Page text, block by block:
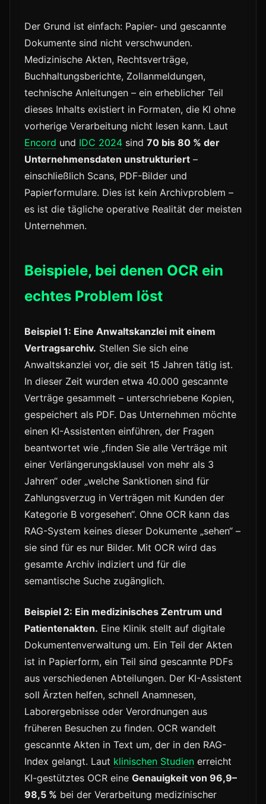
Der Grund ist einfach: Papier- und gescannte
Dokumente sind nicht verschwunden.
Medizinische Akten, Rechtsverträge,
Buchhaltungsberichte, Zollanmeldungen,
technische Anleitungen – ein erheblicher Teil
dieses Inhalts existiert in Formaten, die KI ohne
vorherige Verarbeitung nicht lesen kann. Laut
Encord und IDC 2024 sind 70 bis 80 % der
Unternehmensdaten unstrukturiert –
einschließlich Scans, PDF-Bilder und
Papierformulare. Dies ist kein Archivproblem –
es ist die tägliche operative Realität der meisten
Unternehmen.
Beispiele, bei denen OCR ein
echtes Problem löst
Beispiel 1: Eine Anwaltskanzlei mit einem
Vertragsarchiv. Stellen Sie sich eine
Anwaltskanzlei vor, die seit 15 Jahren tätig ist.
In dieser Zeit wurden etwa 40.000 gescannte
Verträge gesammelt – unterschriebene Kopien,
gespeichert als PDF. Das Unternehmen möchte
einen KI-Assistenten einführen, der Fragen
beantwortet wie „finden Sie alle Verträge mit
einer Verlängerungsklausel von mehr als 3
Jahren“ oder „welche Sanktionen sind für
Zahlungsverzug in Verträgen mit Kunden der
Kategorie B vorgesehen“. Ohne OCR kann das
RAG-System keines dieser Dokumente „sehen“ –
sie sind für es nur Bilder. Mit OCR wird das
gesamte Archiv indiziert und für die
semantische Suche zugänglich.
Beispiel 2: Ein medizinisches Zentrum und
Patientenakten. Eine Klinik stellt auf digitale
Dokumentenverwaltung um. Ein Teil der Akten
ist in Papierform, ein Teil sind gescannte PDFs
aus verschiedenen Abteilungen. Der KI-Assistent
soll Ärzten helfen, schnell Anamnesen,
Laborergebnisse oder Verordnungen aus
früheren Besuchen zu finden. OCR wandelt
gescannte Akten in Text um, der in den RAG-
Index gelangt. Laut klinischen Studien erreicht
KI-gestütztes OCR eine Genauigkeit von 96,9–
98,5 % bei der Verarbeitung medizinischer